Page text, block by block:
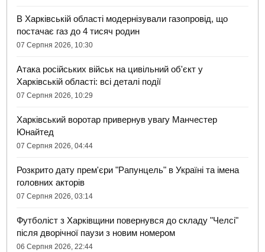
В Харківській області модернізували газопровід, що
постачає газ до 4 тисяч родин
07 Серпня 2026, 10:30
Атака російських військ на цивільний об'єкт у
Харківській області: всі деталі події
07 Серпня 2026, 10:29
Харківський воротар привернув увагу Манчестер
Юнайтед
07 Серпня 2026, 04:44
Розкрито дату прем'єри "Рапунцель" в Україні та імена
головних акторів
07 Серпня 2026, 03:14
Футболіст з Харківщини повернувся до складу "Челсі"
після дворічної паузи з новим номером
06 Серпня 2026, 22:44